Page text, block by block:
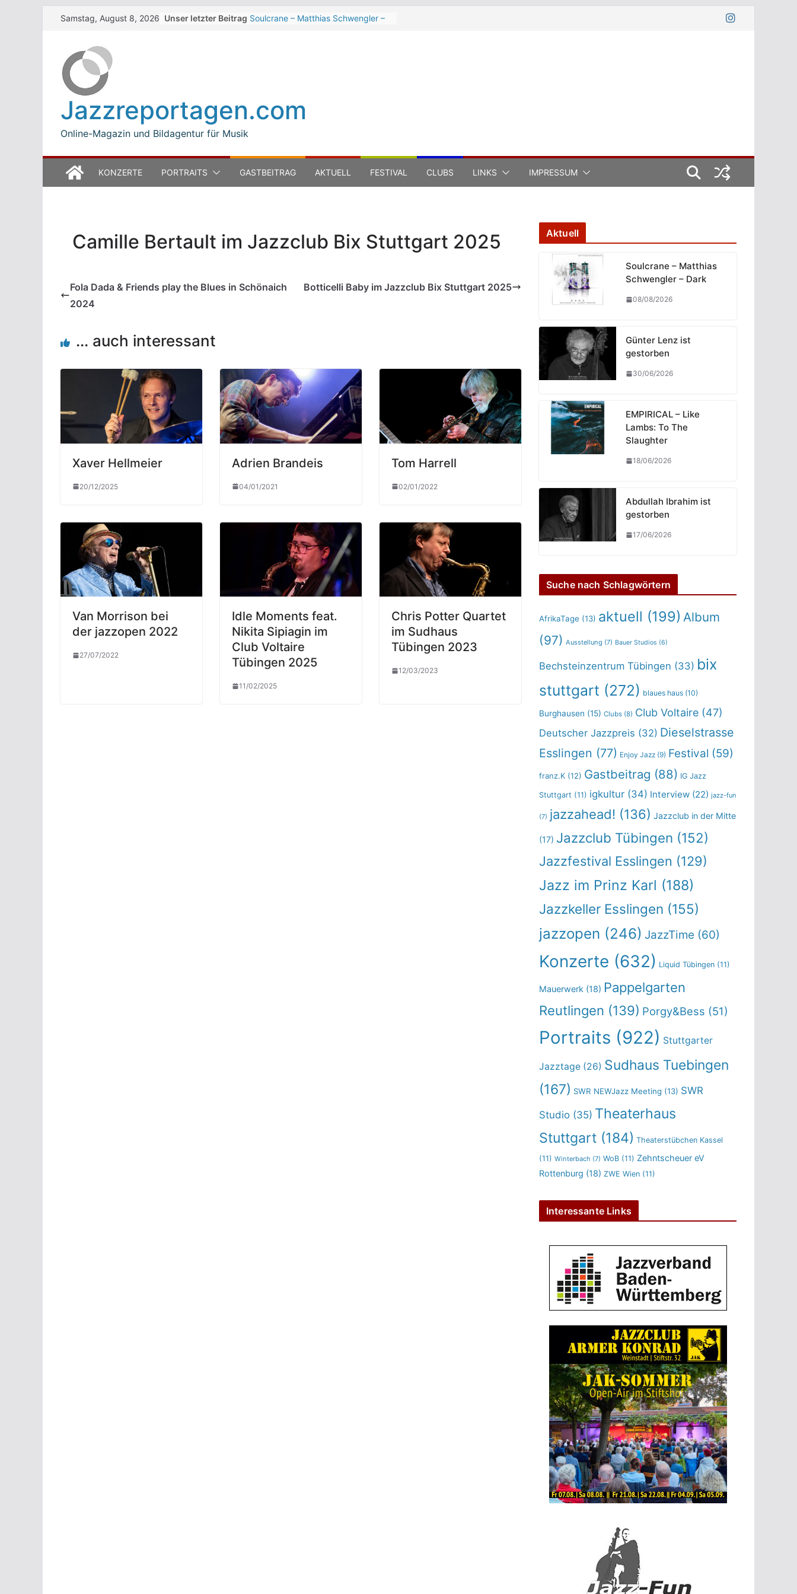
SkipSamstag, August 8, 2026 Unser letzter Beitrag Soulcrane – Matthias Schwengler –
Jean-Michel Jarre bei den jazz open
Jazzreportagen.com
Online-Magazin und Bildagentur für Musik
KONZERTE PORTRAITS GASTBEITRAG AKTUELL FESTIVAL CLUBS LINKS IMPRESSUM
Camille Bertault im Jazzclub Bix Stuttgart 2025
Fola Dada & Friends play the Blues in Schönaich
2024
Botticelli Baby im Jazzclub Bix Stuttgart 2025
... auch interessant
Xaver Hellmeier
20/12/2025
Adrien Brandeis
04/01/2021
Tom Harrell
02/01/2022
Van Morrison bei
der jazzopen 2022
27/07/2022
Idle Moments feat.
Nikita Sipiagin im
Club Voltaire
Tübingen 2025
11/02/2025
Chris Potter Quartet
im Sudhaus
Tübingen 2023
12/03/2023
Aktuell
Soulcrane – Matthias
Schwengler – Dark
08/08/2026
Günter Lenz ist
gestorben
30/06/2026
EMPIRICAL – Like
Lambs: To The
Slaughter
18/06/2026
Abdullah Ibrahim ist
gestorben
17/06/2026
Suche nach Schlagwörtern
AfrikaTage (13) aktuell (199) Album
(97) Ausstellung (7) Bauer Studios (6)
Bechsteinzentrum Tübingen (33) bix
stuttgart (272) blaues haus (10)
Burghausen (15) Clubs (8) Club Voltaire (47)
Deutscher Jazzpreis (32) Dieselstrasse
Esslingen (77) Enjoy Jazz (9) Festival (59)
franz.K (12) Gastbeitrag (88) IG Jazz
Stuttgart (11) igkultur (34) Interview (22) jazz-fun
(7) jazzahead! (136) Jazzclub in der Mitte
(17) Jazzclub Tübingen (152)
Jazzfestival Esslingen (129)
Jazz im Prinz Karl (188)
Jazzkeller Esslingen (155)
jazzopen (246) JazzTime (60)
Konzerte (632) Liquid Tübingen (11)
Mauerwerk (18) Pappelgarten
Reutlingen (139) Porgy&Bess (51)
Portraits (922) Stuttgarter
Jazztage (26) Sudhaus Tuebingen
(167) SWR NEWJazz Meeting (13) SWR
Studio (35) Theaterhaus
Stuttgart (184) Theaterstübchen Kassel
(11) Winterbach (7) WoB (11) Zehntscheuer eV
Rottenburg (18) ZWE Wien (11)
Interessante Links